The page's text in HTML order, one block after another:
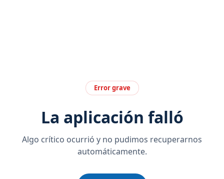
Error grave
La aplicación falló
Algo crítico ocurrió y no pudimos recuperarnos
automáticamente.